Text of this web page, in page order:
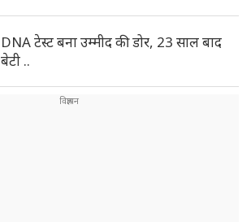
DNA टेस्ट बना उम्मीद की डोर, 23 साल बाद
बेटी ..